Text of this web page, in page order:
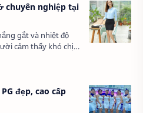
chuyên nghiệp tại
gắt và nhiệt độ
cảm thấy khó chịu.
suốt cả tuần phải
đó khó …
đẹp, cao cấp